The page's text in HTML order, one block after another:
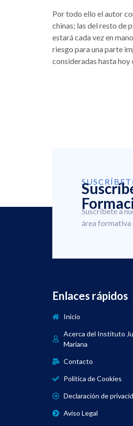
Por todo ello el autor
chinas; las del resto de
estará cada vez en
riesgo para una parte
consideradas hasta hoy
Suscríbete a
área formativa
Enlaces rápidos
Inicio
Acerca del Instituto
Mariana
Contacto
Política de Cookies
Declaración de
Aviso Legal